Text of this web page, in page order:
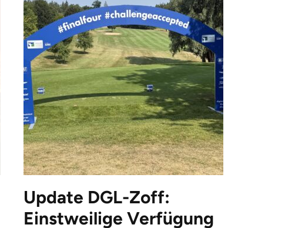
Update DGL-Zoff:
Einstweilige Verfügung